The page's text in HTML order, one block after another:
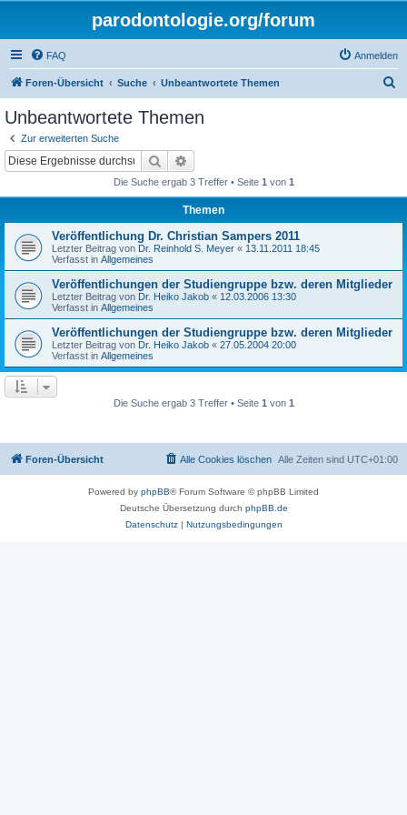
parodontologie.org/forum
FAQ Anmelden
Foren-Übersicht Suche Unbeantwortete Themen
Unbeantwortete Themen
Zur erweiterten Suche
Suche
Die Suche ergab 3 Treffer • Seite 1 von 1
Themen
Veröffentlichung Dr. Christian Sampers 2011
Letzter Beitrag von Dr. Reinhold S. Meyer « 13.11.2011 18:45
Verfasst in Allgemeines
Veröffentlichungen der Studiengruppe bzw. deren Mitglieder
Letzter Beitrag von Dr. Heiko Jakob « 12.03.2006 13:30
Verfasst in Allgemeines
Veröffentlichungen der Studiengruppe bzw. deren Mitglieder
Letzter Beitrag von Dr. Heiko Jakob « 27.05.2004 20:00
Verfasst in Allgemeines
Die Suche ergab 3 Treffer • Seite 1 von 1
Foren-Übersicht Alle Zeiten sind UTC+01:00
Alle Cookies löschen
Powered by phpBB® Forum Software © phpBB Limited
Deutsche Übersetzung durch phpBB.de
Datenschutz| Nutzungsbedingungen